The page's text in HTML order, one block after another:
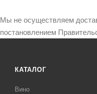
Мы не осуществляем
постановлением
КАТАЛОГ
Вино